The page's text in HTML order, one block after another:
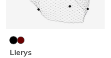
Lierys